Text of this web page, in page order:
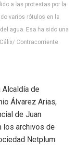
a las protestas por la
varios rótulos en la
agua. Esa ha sido una
Contracorriente
de
Álvarez Arias,
de Juan
los archivos de
Netplum